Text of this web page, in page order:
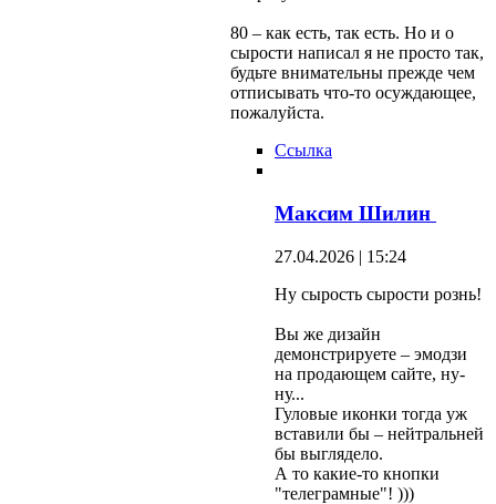
80 – как есть, так есть. Но и о
сырости написал я не просто так,
будьте внимательны прежде чем
отписывать что-то осуждающее,
пожалуйста.
Ссылка
Максим Шилин
27.04.2026 | 15:24
Ну сырость сырости рознь!
Вы же дизайн
демонстрируете – эмодзи
на продающем сайте, ну-
ну...
Гуловые иконки тогда уж
вставили бы – нейтральней
бы выглядело.
А то какие-то кнопки
"телеграмные"! )))